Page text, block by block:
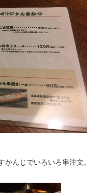
んじでいろいろ串注文。